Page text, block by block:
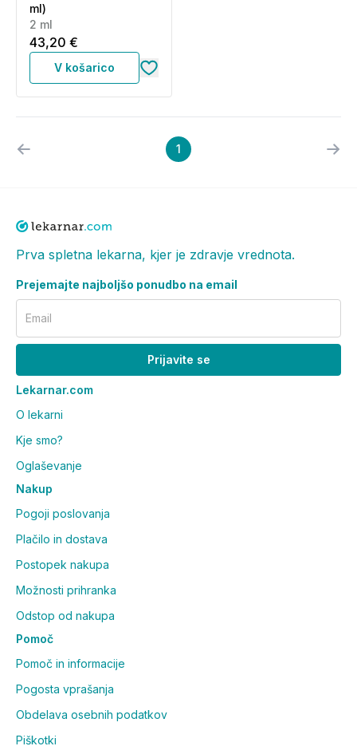
ml)
2 ml
43,20 €
V košarico
1
Prva spletna lekarna, kjer je zdravje vrednota.
Prejemajte najboljšo ponudbo na email
Email
Prijavite se
Lekarnar.com
O lekarni
Kje smo?
Oglaševanje
Nakup
Pogoji poslovanja
Plačilo in dostava
Postopek nakupa
Možnosti prihranka
Odstop od nakupa
Pomoč
Pomoč in informacije
Pogosta vprašanja
Obdelava osebnih podatkov
Piškotki